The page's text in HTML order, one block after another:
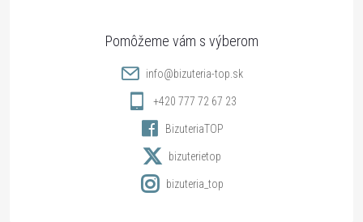
info@bizuteria-top.sk
+420 777 72 67 23
BizuteriaTOP
bizuterietop
bizuteria_top